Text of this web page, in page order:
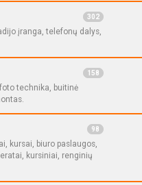
302
įranga, telefonų dalys,
158
technika, buitinė
98
kursai, biuro paslaugos,
kursiniai, renginių